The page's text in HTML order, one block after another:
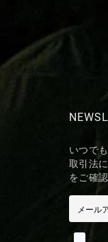
いつで
取引法
をご確